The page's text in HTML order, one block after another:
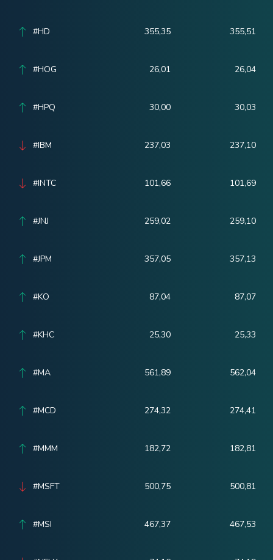
#HD 355,35 355,51
#HOG 26,01 26,04
#HPQ 30,00 30,03
#IBM 237,03 237,10
#INTC 101,66 101,69
#JNJ 259,02 259,10
#JPM 357,05 357,13
#KO 87,04 87,07
#KHC 25,30 25,33
#MA 561,89 562,04
#MCD 274,32 274,41
#MMM 182,72 182,81
#MSFT 500,75 500,81
#MSI 467,37 467,53